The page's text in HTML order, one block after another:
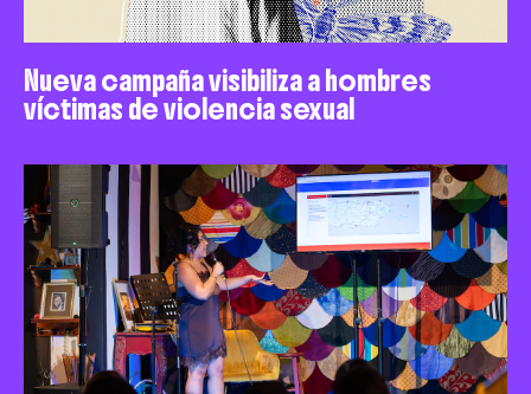
Nueva campaña visibiliza a hombres
víctimas de violencia sexual